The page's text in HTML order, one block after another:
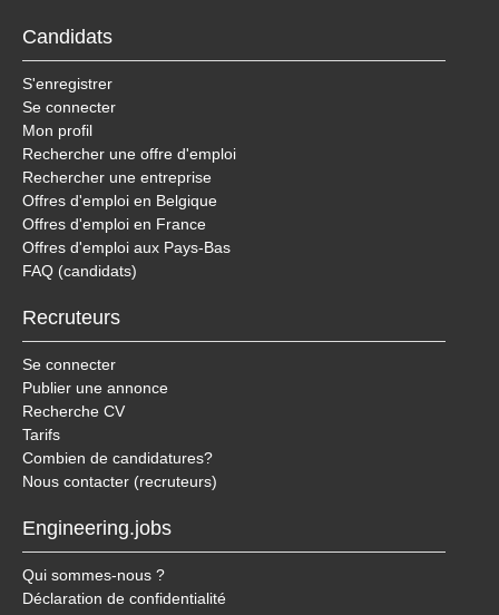
Candidats
S'enregistrer
Se connecter
Mon profil
Rechercher une offre d'emploi
Rechercher une entreprise
Offres d'emploi en Belgique
Offres d'emploi en France
Offres d'emploi aux Pays-Bas
FAQ (candidats)
Recruteurs
Se connecter
Publier une annonce
Recherche CV
Tarifs
Combien de candidatures?
Nous contacter (recruteurs)
Engineering.jobs
Qui sommes-nous ?
Déclaration de confidentialité